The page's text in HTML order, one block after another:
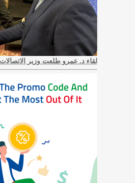
لقاء د. عمرو طلعت وزير الاتصالات